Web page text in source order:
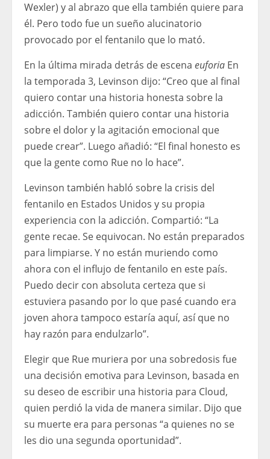
Wexler) y al abrazo que ella también quiere para
él. Pero todo fue un sueño alucinatorio
provocado por el fentanilo que lo mató.
En la última mirada detrás de escena euforia En
la temporada 3, Levinson dijo: “Creo que al final
quiero contar una historia honesta sobre la
adicción. También quiero contar una historia
sobre el dolor y la agitación emocional que
puede crear”. Luego añadió: “El final honesto es
que la gente como Rue no lo hace”.
Levinson también habló sobre la crisis del
fentanilo en Estados Unidos y su propia
experiencia con la adicción. Compartió: “La
gente recae. Se equivocan. No están preparados
para limpiarse. Y no están muriendo como
ahora con el influjo de fentanilo en este país.
Puedo decir con absoluta certeza que si
estuviera pasando por lo que pasé cuando era
joven ahora tampoco estaría aquí, así que no
hay razón para endulzarlo”.
Elegir que Rue muriera por una sobredosis fue
una decisión emotiva para Levinson, basada en
su deseo de escribir una historia para Cloud,
quien perdió la vida de manera similar. Dijo que
su muerte era para personas “a quienes no se
les dio una segunda oportunidad”.